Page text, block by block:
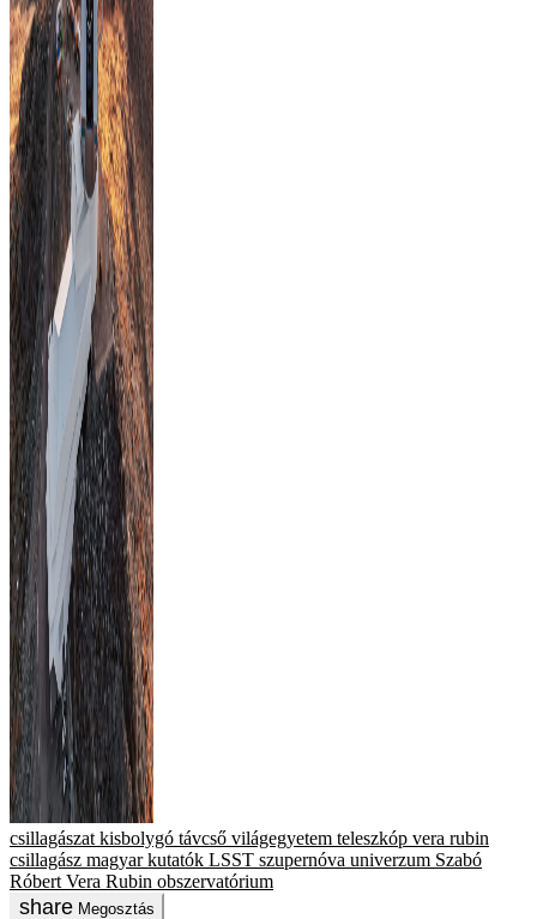
csillagászat kisbolygó távcső világegyetem teleszkóp vera rubin
csillagász magyar kutatók LSST szupernóva univerzum Szabó
Róbert Vera Rubin obszervatórium
Megosztás